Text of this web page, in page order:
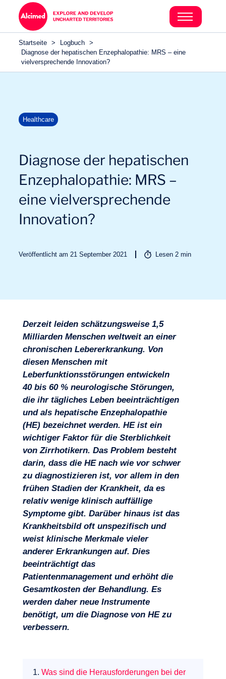
Projekte
Search in content
Search in content
Startseite > Logbuch >
Diagnose der hepatischen Enzephalopathie: MRS – eine
vielversprechende Innovation?
Healthcare
Diagnose der hepatischen
Enzephalopathie: MRS –
eine vielversprechende
Innovation?
Veröffentlicht am 21 September 2021 Lesen2 min
Derzeit leiden schätzungsweise 1,5
Milliarden Menschen weltweit an einer
chronischen Lebererkrankung. Von
diesen Menschen mit
Leberfunktionsstörungen entwickeln
40 bis 60 % neurologische Störungen,
die ihr tägliches Leben beeinträchtigen
und als hepatische Enzephalopathie
(HE) bezeichnet werden. HE ist ein
wichtiger Faktor für die Sterblichkeit
von Zirrhotikern. Das Problem besteht
darin, dass die HE nach wie vor schwer
zu diagnostizieren ist, vor allem in den
frühen Stadien der Krankheit, da es
relativ wenige klinisch auffällige
Symptome gibt. Darüber hinaus ist das
Krankheitsbild oft unspezifisch und
weist klinische Merkmale vieler
anderer Erkrankungen auf. Dies
beeinträchtigt das
Patientenmanagement und erhöht die
Gesamtkosten der Behandlung. Es
werden daher neue Instrumente
benötigt, um die Diagnose von HE zu
verbessern.
1. Was sind die Herausforderungen bei der